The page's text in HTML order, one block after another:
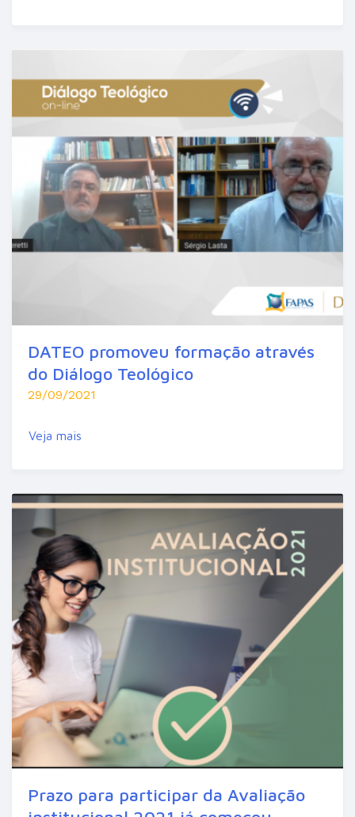
DATEO promoveu formação através
do Diálogo Teológico
29/09/2021
Veja mais
Prazo para participar da Avaliação